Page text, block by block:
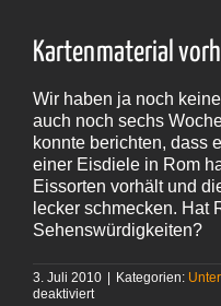
Kartenmaterial
Wir haben ja noch
auch noch sechs
konnte berichten, dass
einer Eisdiele in Rom
Eissorten vorhält und
lecker schmecken. Hat
Sehenswürdigkeiten?
3. Juli 2010 | Kategorien:
deaktiviertfür